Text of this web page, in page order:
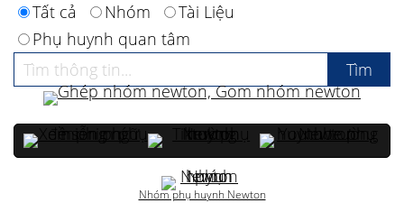
Tất cả
Nhóm
Tài Liệu
Phụ huynh quan tâm
Nhóm phụ huynh Newton